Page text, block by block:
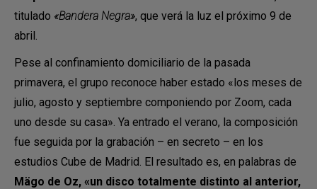
titulado «Bandera Negra», que verá la luz el próximo 9 de
abril.
Pese al confinamiento domiciliario de la pasada
primavera, el grupo reconoce haber estado «los meses de
julio, agosto y septiembre componiendo por Zoom, cada
uno desde su casa». Ya entrado el verano, la composición
fue seguida por la grabación – en secreto – en los
estudios Cube de Madrid. El resultado es, en palabras de
Mägo de Oz, «un disco totalmente distinto al anterior,